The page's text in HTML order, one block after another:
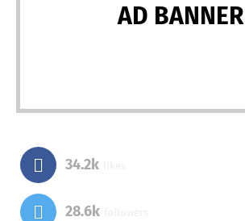
AD BANNER
34.2k
28.6k